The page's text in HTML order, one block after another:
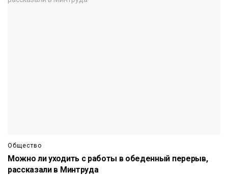
Общество
Можно ли уходить с работы в обеденный перерыв,
рассказали в Минтруда